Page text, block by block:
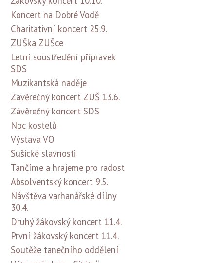
Koncert na Dobré Vodě
Charitativní koncert 25.9.
ZUŠka ZUŠce
Letní soustředění přípravek
SDS
Muzikantská naděje
Závěrečný koncert ZUŠ 13.6.
Závěrečný koncert SDS
Noc kostelů
Výstava VO
Sušické slavnosti
Tančíme a hrajeme pro radost
Absolventský koncert 9.5.
Návštěva varhanářské dílny
30.4.
Druhý žákovský koncert 11.4.
První žákovský koncert 11.4.
Soutěže tanečního oddělení